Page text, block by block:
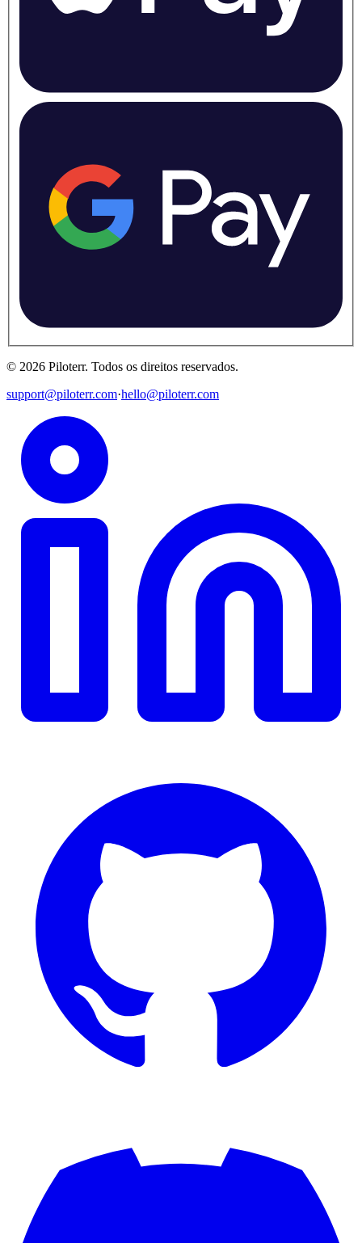
© 2026 Piloterr. Todos os direitos reservados.
support@piloterr.com·hello@piloterr.com